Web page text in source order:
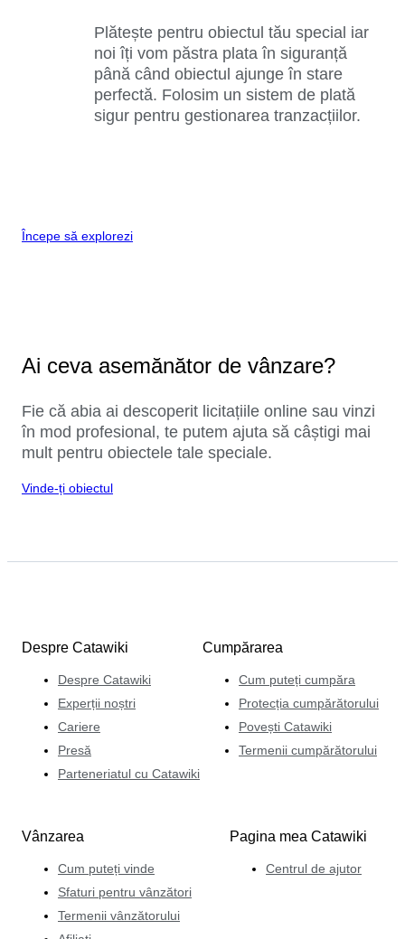
Plătește pentru obiectul tău special iar
noi îți vom păstra plata în siguranță
până când obiectul ajunge în stare
perfectă. Folosim un sistem de plată
sigur pentru gestionarea tranzacțiilor.
Începe să explorezi
Ai ceva asemănător de vânzare?
Fie că abia ai descoperit licitațiile online sau vinzi
în mod profesional, te putem ajuta să câștigi mai
mult pentru obiectele tale speciale.
Vinde-ți obiectul
Despre Catawiki
Despre Catawiki
Experții noștri
Cariere
Presă
Parteneriatul cu Catawiki
Cumpărarea
Cum puteți cumpăra
Protecția cumpărătorului
Povești Catawiki
Termenii cumpărătorului
Vânzarea
Cum puteți vinde
Sfaturi pentru vânzători
Termenii vânzătorului
Pagina mea Catawiki
Centrul de ajutor